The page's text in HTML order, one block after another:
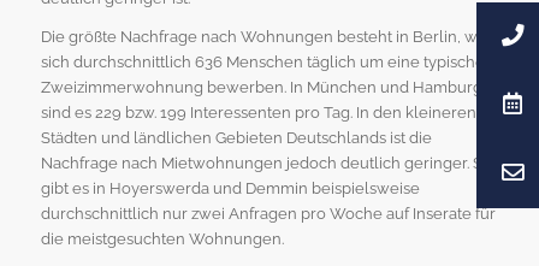
Die größte Nachfrage nach Wohnungen besteht in Berlin, wo
sich durchschnittlich 636 Menschen täglich um eine typische
Zweizimmerwohnung bewerben. In München und Hamburg
sind es 229 bzw. 199 Interessenten pro Tag. In den kleineren
Städten und ländlichen Gebieten Deutschlands ist die
Nachfrage nach Mietwohnungen jedoch deutlich geringer. So
gibt es in Hoyerswerda und Demmin beispielsweise
durchschnittlich nur zwei Anfragen pro Woche auf Inserate für
die meistgesuchten Wohnungen.